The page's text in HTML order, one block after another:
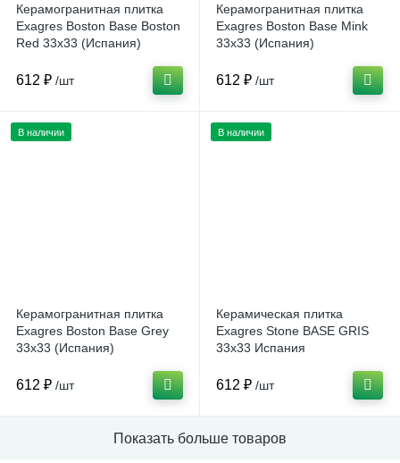
Керамогранитная плитка
Exagres Boston Base Boston
Red 33x33 (Испания)
612 ₽ /шт
Керамогранитная плитка
Exagres Boston Base Mink
33x33 (Испания)
612 ₽ /шт
В наличии
Керамогранитная плитка
Exagres Boston Base Grey
33x33 (Испания)
612 ₽ /шт
В наличии
Керамическая плитка
Exagres Stone BASE GRIS
33x33 Испания
612 ₽ /шт
Показать больше товаров